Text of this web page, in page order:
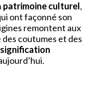
patrimoine culturel,
ont façonné son
remontent aux
coutumes et des
signification